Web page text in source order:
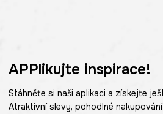
APPlikujte inspirace!
Stáhněte si naši aplikaci a získejte
Atraktivní slevy, pohodlné